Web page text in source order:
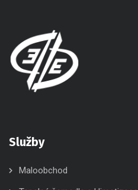
Služby
Maloobchod